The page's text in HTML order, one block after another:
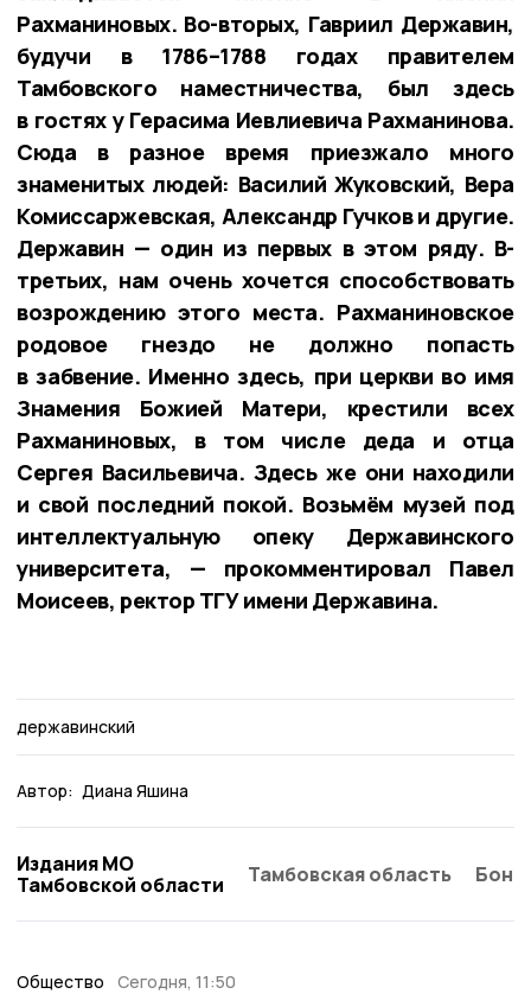
Рахманиновых. Во-вторых, Гавриил Державин,
будучи в 1786–1788 годах правителем
Тамбовского наместничества, был здесь
в гостях у Герасима Иевлиевича Рахманинова.
Сюда в разное время приезжало много
знаменитых людей: Василий Жуковский, Вера
Комиссаржевская, Александр Гучков и другие.
Державин — один из первых в этом ряду. В-
третьих, нам очень хочется способствовать
возрождению этого места. Рахманиновское
родовое гнездо не должно попасть
в забвение. Именно здесь, при церкви во имя
Знамения Божией Матери, крестили всех
Рахманиновых, в том числе деда и отца
Сергея Васильевича. Здесь же они находили
и свой последний покой. Возьмём музей под
интеллектуальную опеку Державинского
университета, — прокомментировал Павел
Моисеев, ректор ТГУ имени Державина.
державинский
Автор: Диана Яшина
Издания МО
Тамбовской области
Тамбовская область
Общество Сегодня, 11:50